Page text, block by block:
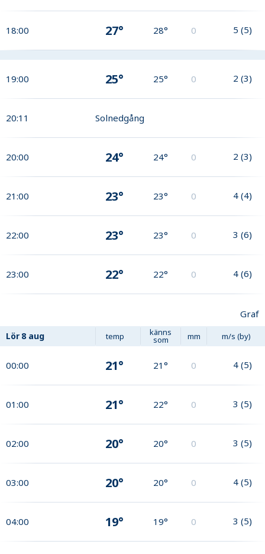
18:00 27° 28° 0 5 (5)
19:00 25° 25° 0 2 (3)
20:11 Solnedgång
20:00 24° 24° 0 2 (3)
21:00 23° 23° 0 4 (4)
22:00 23° 23° 0 3 (6)
23:00 22° 22° 0 4 (6)
Graf
Lör 8 aug temp känns
som mm m/s (by)
00:00 21° 21° 0 4 (5)
01:00 21° 22° 0 3 (5)
02:00 20° 20° 0 3 (5)
03:00 20° 20° 0 4 (5)
04:00 19° 19° 0 3 (5)